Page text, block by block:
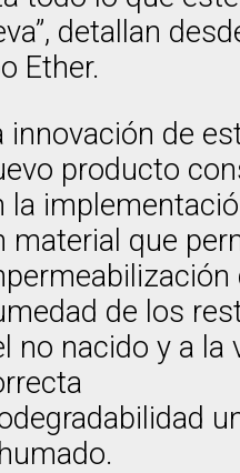
detallan
Ether.
innovación de
producto
la
material que
de los
no nacido y a la